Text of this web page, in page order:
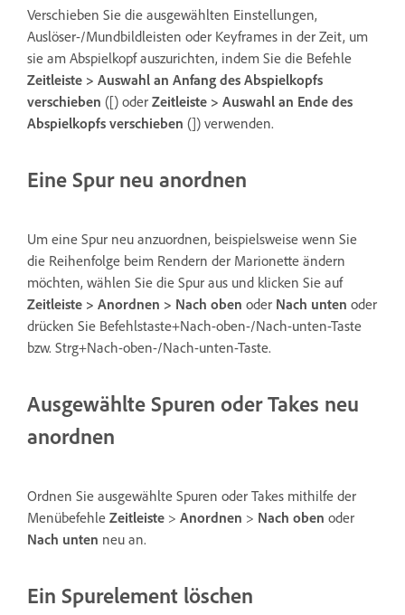
Verschieben Sie die ausgewählten Einstellungen,
Auslöser-/Mundbildleisten oder Keyframes in der Zeit, um
sie am Abspielkopf auszurichten, indem Sie die Befehle
Zeitleiste > Auswahl an Anfang des Abspielkopfs
verschieben ([) oder Zeitleiste > Auswahl an Ende des
Abspielkopfs verschieben (]) verwenden.
Eine Spur neu anordnen
Um eine Spur neu anzuordnen, beispielsweise wenn Sie
die Reihenfolge beim Rendern der Marionette ändern
möchten, wählen Sie die Spur aus und klicken Sie auf
Zeitleiste > Anordnen > Nach oben oder Nach unten oder
drücken Sie Befehlstaste+Nach-oben-/Nach-unten-Taste
bzw. Strg+Nach-oben-/Nach-unten-Taste.
Ausgewählte Spuren oder Takes neu
anordnen
Ordnen Sie ausgewählte Spuren oder Takes mithilfe der
Menübefehle Zeitleiste > Anordnen > Nach oben oder
Nach unten neu an.
Ein Spurelement löschen